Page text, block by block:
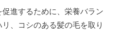
進するために、栄養バラン
、コシのある髪の毛を取り